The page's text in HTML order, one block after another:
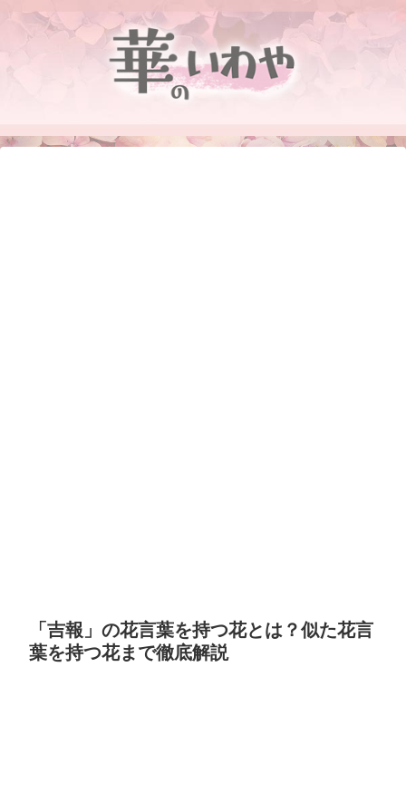
「吉報」の花言葉を持つ花とは？似た花言
葉を持つ花まで徹底解説